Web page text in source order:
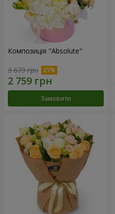
Композиція "Absolute"
3 679 грн
Замовити